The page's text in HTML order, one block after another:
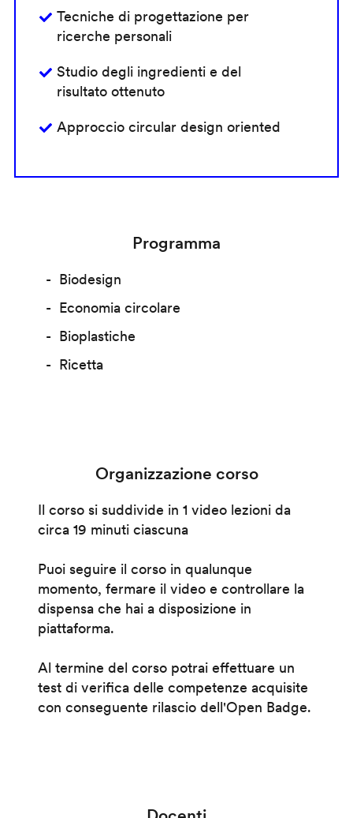
Tecniche di progettazione per
ricerche personali
Studio degli ingredienti e del
risultato ottenuto
Approccio circular design oriented
Programma
Biodesign
Economia circolare
Bioplastiche
Ricetta
Organizzazione corso
Il corso si suddivide in 1 video lezioni da
circa 19 minuti ciascuna
Puoi seguire il corso in qualunque
momento, fermare il video e controllare la
dispensa che hai a disposizione in
piattaforma.
Al termine del corso potrai effettuare un
test di verifica delle competenze acquisite
con conseguente rilascio dell'Open Badge.